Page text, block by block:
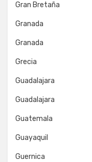
Gran Bretaña
Granada
Granada
Grecia
Guadalajara
Guadalajara
Guatemala
Guayaquil
Guernica